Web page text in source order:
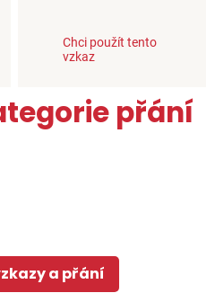
Chci použít tento
vzkaz
přání
a přání